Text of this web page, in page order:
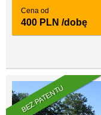
Cena od
400 PLN /dobę
BEZ PATENTU